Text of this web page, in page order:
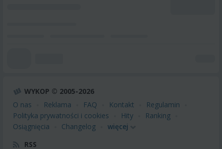
WYKOP © 2005-2026
O nas
Reklama FAQ Kontakt
Regulamin
Polityka prywatności i cookies
Hity
Ranking
Osiągnięcia
Changelog
więcej
RSS